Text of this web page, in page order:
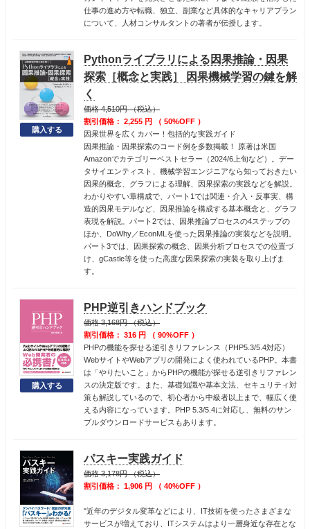
仕事の進め方や転職、独立、副業など具体的なキャリアプラン
について、人材コンサルタントの著者が伝授します。
Pythonライブラリによる因果推論・因果
探索［概念と実践］ 因果機械学習の鍵を解
く
価格 4,510円 （税込）
割引価格： 2,255 円 （ 50%OFF ）
因果世界を広くカバー！包括的な実践ガイド
因果推論・因果探索のコード例を多数掲載！ 原著は米国
Amazonでカテゴリーベストセラー（2024/6上旬など）。デー
タサイエンティスト、機械学習エンジニアなら知っておきたい
因果的概念、グラフによる理解、因果探索の実践などを解説。
わかりやすい章構成で、パート1では関連・介入・反事実、構
造的因果モデルなど、因果推論を構成する基本概念と、グラフ
表現を解説。パート2では、因果推論プロセスの4ステップの
ほか、DoWhy／EconMLを使った因果推論の実装などを説明。
パート3では、因果探索の概念、因果分析プロセスでの位置づ
け、gCastle等を使った高度な因果探索の実装を取り上げま
す。
PHP逆引きハンドブック
価格 3,168円 （税込）
割引価格： 316 円 （ 90%OFF ）
PHPの機能を探せる逆引きリファレンス（PHP5.3/5.4対応）
WebサイトやWebアプリの開発によく使われているPHP。本書
は「やりたいこと」からPHPの機能が探せる逆引きリファレン
スの決定版です。また、基礎知識や基本文法、セキュリティ対
策も解説しているので、初心者から中級者以上まで、幅広く使
える内容になっています。PHP 5.3/5.4に対応し、無料のサン
プルダウンロードサービスもあります。
パスキー実践ガイド
価格 3,178円 （税込）
割引価格： 1,906 円 （ 40%OFF ）
"近年のデジタル変革などにより、IT技術を使ったさまざまな
サービスが増えており、ITシステムはより一層身近な存在とな